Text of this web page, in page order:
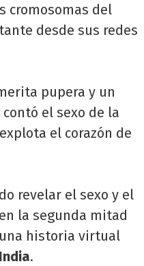
cromosomas del
desde sus redes
pupera y un
el sexo de la
el corazón de
revelar el sexo y el
la segunda mitad
historia virtual
India.